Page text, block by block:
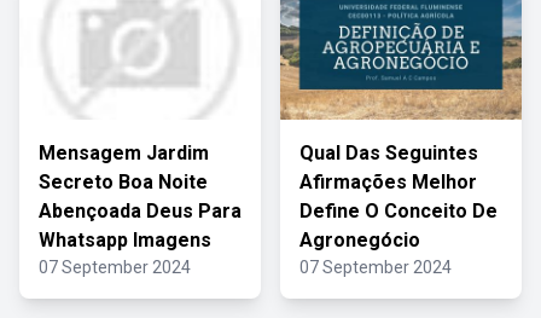
Mensagem Jardim
Secreto Boa Noite
Abençoada Deus Para
Whatsapp Imagens
07 September 2024
Qual Das Seguintes
Afirmações Melhor
Define O Conceito De
Agronegócio
07 September 2024